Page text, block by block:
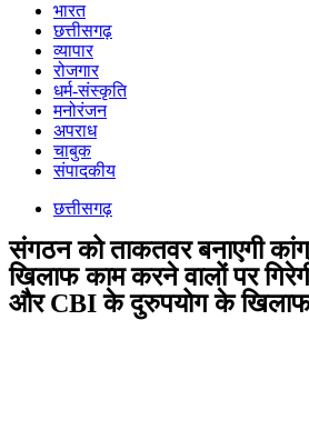
भारत
छत्तीसगढ़
व्यापार
रोजगार
धर्म-संस्कृति
मनोरंजन
अपराध
चाबुक
संपादकीय
छत्तीसगढ़
संगठन को ताकतवर बनाएगी
खिलाफ काम करने वालों पर
और CBI के दुरुपयोग के